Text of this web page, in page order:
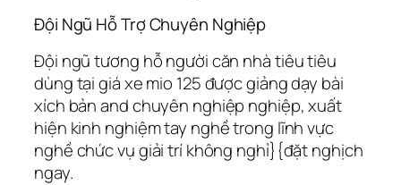
Đội Ngũ Hỗ Trợ Chuyên Nghiệp
Đội ngũ tương hỗ người căn nhà tiêu tiêu
dùng tại giá xe mio 125 được giảng dạy bài
xích bản and chuyên nghiệp nghiệp, xuất
hiện kinh nghiệm tay nghề trong lĩnh vực
nghề chức vụ giải trí không nghỉ}{đặt nghịch
ngay.